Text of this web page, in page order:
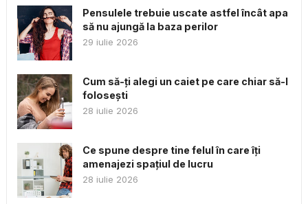
Pensulele trebuie uscate astfel încât apa
să nu ajungă la baza perilor
29 iulie 2026
Cum să-ți alegi un caiet pe care chiar să-l
folosești
28 iulie 2026
Ce spune despre tine felul în care îți
amenajezi spațiul de lucru
28 iulie 2026